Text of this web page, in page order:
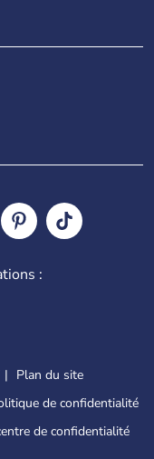
:
Plan du site
de confidentialité
de confidentialité